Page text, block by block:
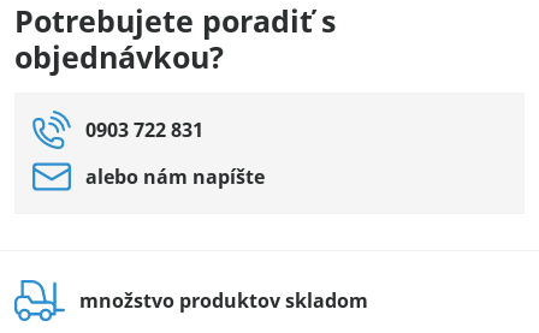
Potrebujete poradiť s
objednávkou?
0903 722 831
alebo nám napíšte
množstvo produktov skladom